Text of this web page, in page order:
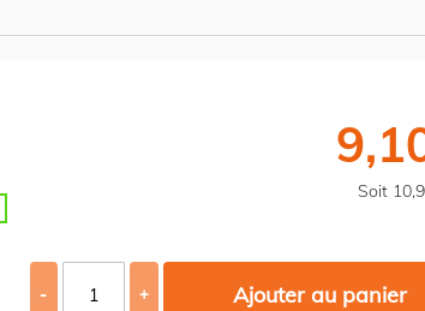
Soit
- + Ajouter au panier